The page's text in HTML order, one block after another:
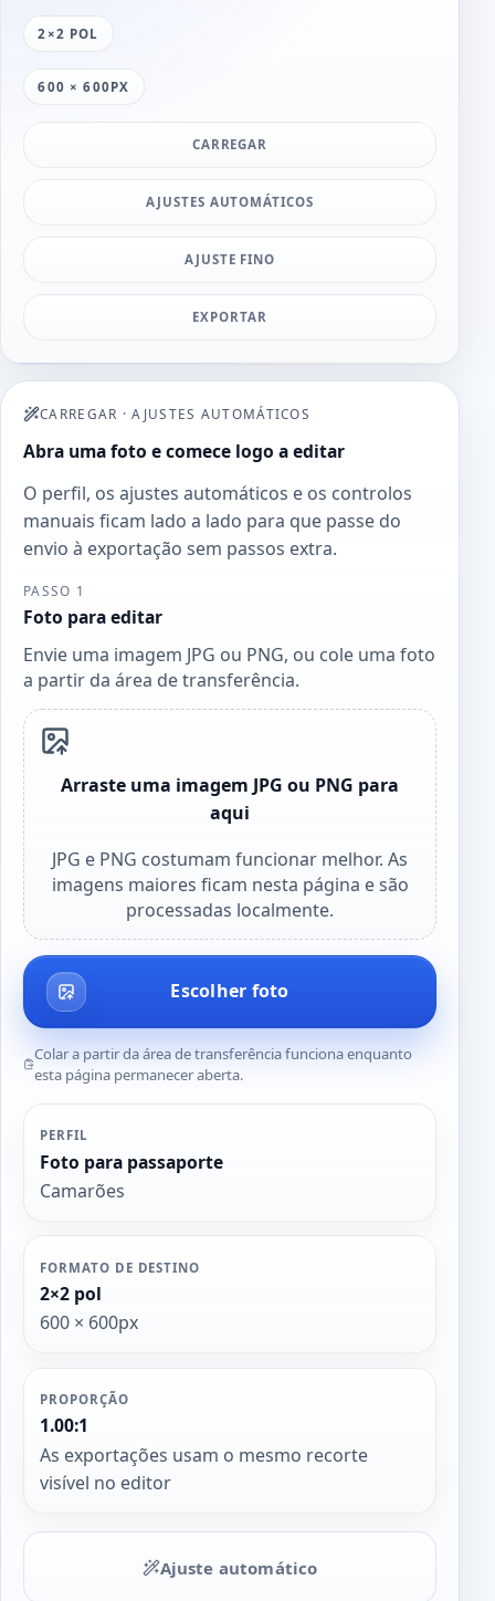
2×2 POL
600 × 600PX
CARREGAR
AJUSTES AUTOMÁTICOS
AJUSTE FINO
EXPORTAR
CARREGAR ·AJUSTES AUTOMÁTICOS
Abra uma foto e comece logo a editar
O perfil, os ajustes automáticos e os controlos
manuais ficam lado a lado para que passe do
envio à exportação sem passos extra.
PASSO 1
Foto para editar
Envie uma imagem JPG ou PNG, ou cole uma foto
a partir da área de transferência.
Arraste uma imagem JPG ou PNG para
aqui
JPG e PNG costumam funcionar melhor. As
imagens maiores ficam nesta página e são
processadas localmente.
Escolher foto
Colar a partir da área de transferência funciona enquanto
esta página permanecer aberta.
PERFIL
Foto para passaporte
Camarões
FORMATO DE DESTINO
2×2 pol
600 × 600px
PROPORÇÃO
1.00:1
As exportações usam o mesmo recorte
visível no editor
Ajuste automático